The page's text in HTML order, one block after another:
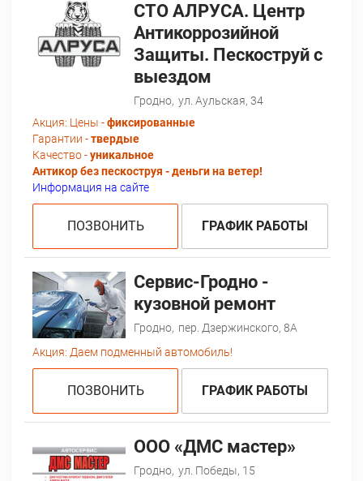
СТО АЛРУСА. Центр
Антикоррозийной
Защиты. Пескоструй с
выездом
Гродно, ул. Аульская, 34
Акция: Цены -фиксированные
Гарантии -твердые
Качество -уникальное
Антикор без пескоструя - деньги на ветер!
Информация на сайте
ПОЗВОНИТЬ ГРАФИК РАБОТЫ
Сервис-Гродно -
кузовной ремонт
Гродно, пер. Дзержинского, 8А
Акция: Даем подменный автомобиль!
ПОЗВОНИТЬ ГРАФИК РАБОТЫ
ООО «ДМС мастер»
Гродно, ул. Победы, 15